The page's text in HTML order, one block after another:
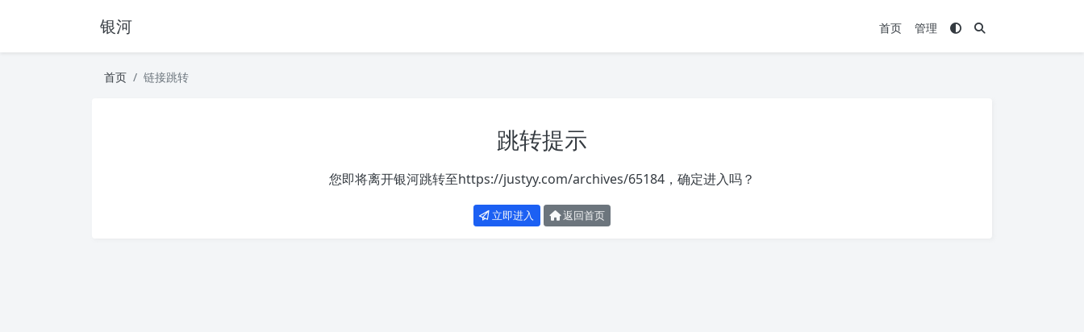
银河 首页 管理
首页 链接跳转
跳转提示
您即将离开银河跳转至https://justyy.com/archives/65184 ，确定进入吗？
立即进入 返回首页